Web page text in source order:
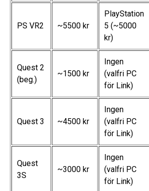
PS VR2 ~5500 kr
PlayStation
5 (~5000
kr)
Quest 2
(beg.)
~1500 kr
Ingen
(valfri PC
för Link)
Quest 3 ~4500 kr
Ingen
(valfri PC
för Link)
Quest
3S
~3000 kr
Ingen
(valfri PC
för Link)